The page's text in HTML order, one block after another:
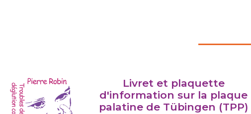
Livret et plaquette
d'information sur la plaque
palatine de Tübingen (TPP)